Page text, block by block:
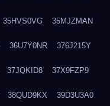
35HVS0VG 35MJZMAN
36U7Y0NR 376J215Y
37JQKID8 37X9FZP9
38QUD9KX 39D3U3A0